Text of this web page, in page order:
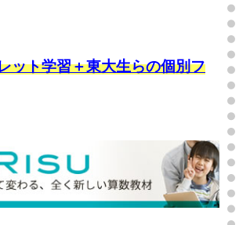
ット学習＋東大生らの個別フ